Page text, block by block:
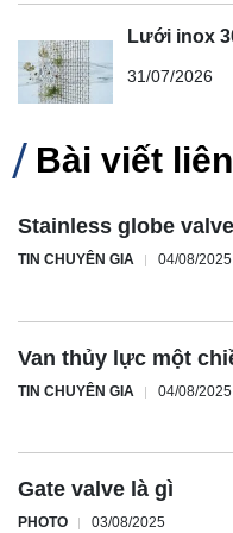
Lưới inox
31/07/2026
Bài viết
Stainless globe valve
TIN CHUYÊN GIA 04/08/2025
Van thủy lực một
TIN CHUYÊN GIA 04/08/2025
Gate valve là gì
PHOTO 03/08/2025